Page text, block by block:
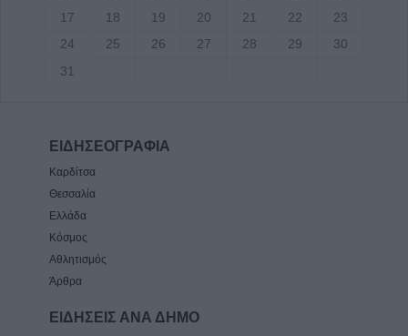
17
18 19 20 21 22
23
24
25 26 27 28 29
30
31
ΕΙΔΗΣΕΟΓΡΑΦΙΑ
Καρδίτσα
Θεσσαλία
Ελλάδα
Κόσμος
Αθλητισμός
Άρθρα
ΕΙΔΗΣΕΙΣ ΑΝΑ ΔΗΜΟ